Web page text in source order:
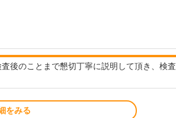
後のことまで懇切丁寧に説明して頂き、検査
をみる